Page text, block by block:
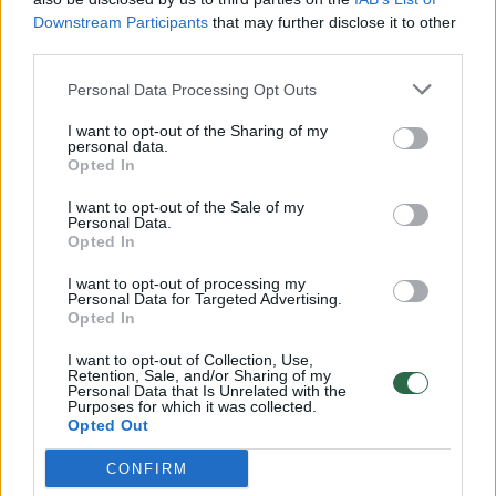
Downstream Participants that may further disclose it to other
Personal Data Processing Opt Outs
I want to opt-out of the Sharing of my
personal data.
Opted In
I want to opt-out of the Sale of my
Personal Data.
Opted In
I want to opt-out of processing my
Personal Data for Targeted Advertising.
Opted In
I want to opt-out of Collection, Use,
Retention, Sale, and/or Sharing of my
Personal Data that Is Unrelated with the
Purposes for which it was collected.
Opted Out
CONFIRM
32 laipsnių šilumos
Žinios | Orai
00:00:59
Nufilmavo, kaip patvino Vilniaus Vakarinis aplinkkelis:
vaizdas pribloškia
Žinios | Lietuvos diena
V. Zalužno pasisakymą laiko bandymu įsitvirtinti
Ukrainos politikoje: jis yra neteisus
Laidos Nauja diena
Visi įrašai